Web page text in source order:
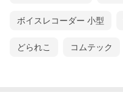
ボイスレコーダー 小型
どられこ コムテック